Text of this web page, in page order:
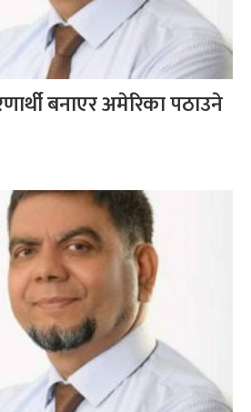
बनाएर अमेरिका पठाउने